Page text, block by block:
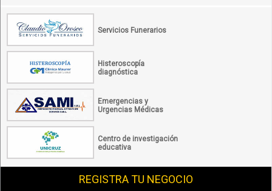
Servicios Funerarios
Histeroscopía
diagnóstica
Emergencias y
Urgencias Médicas
Centro de investigación
educativa
REGISTRA TU NEGOCIO